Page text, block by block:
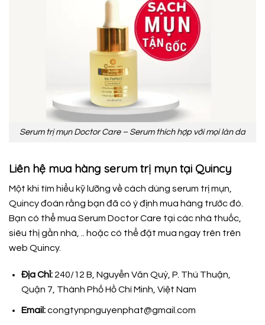
Serum trị mụn Doctor Care – Serum thích hợp với mọi làn da
Liên hệ mua hàng serum trị mụn tại Quincy
Một khi tìm hiểu kỹ lưỡng về cách dùng serum trị mụn,
Quincy đoán rằng bạn đã có ý định mua hàng trước đó.
Bạn có thể mua Serum Doctor Care tại các nhà thuốc,
siêu thị gần nhà, .. hoặc có thể đặt mua ngay trên trên
web Quincy.
Địa Chỉ:240/12 B, Nguyễn Văn Quỳ, P. Thú Thuận,
Quận 7, Thành Phố Hồ Chí Minh, Việt Nam
Email:congtynpnguyenphat@gmail.com